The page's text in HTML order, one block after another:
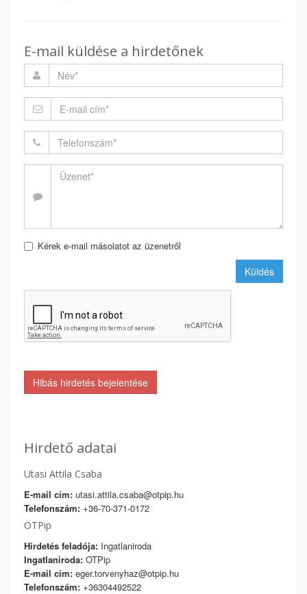
E-mail küldése a hirdetőnek
Kérek e-mail másolatot az üzenetről
Küldés
Hibás hirdetés bejelentése
Hirdető adatai
Utasi Attila Csaba
E-mail cím: utasi.attila.csaba@otpip.hu
Telefonszám: +36-70-371-0172
OTPip
Hirdetés feladója: Ingatlaniroda
Ingatlaniroda: OTPip
E-mail cím: eger.torvenyhaz@otpip.hu
Telefonszám: +36304492522